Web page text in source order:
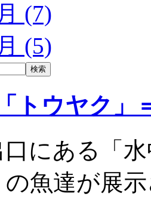
(7)
(5)
トウヤク」
にある「
魚達が展